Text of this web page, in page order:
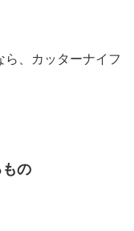
、カッターナイフ
の